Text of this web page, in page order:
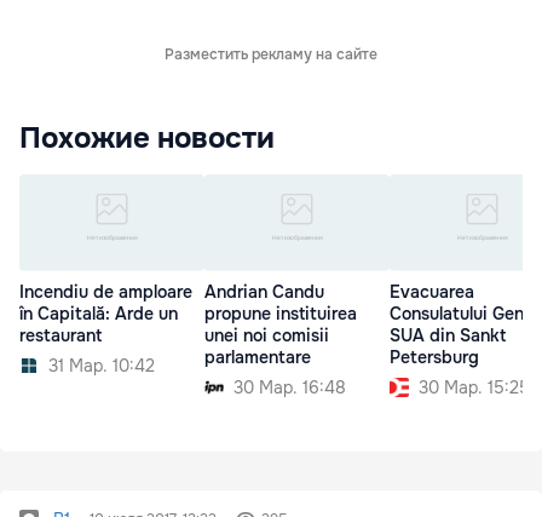
Разместить рекламу на сайте
Похожие новости
Incendiu de amploare
în Capitală: Arde un
restaurant
31 Мар. 10:42
Andrian Candu
propune instituirea
unei noi comisii
parlamentare
30 Мар. 16:48
Evacuarea
Consulatului
SUA din Sankt
Petersburg
30 Мар. 15:25